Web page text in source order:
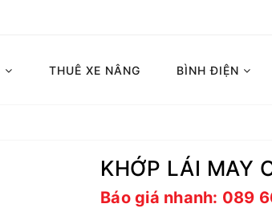
THUÊ XE NÂNG BÌNH ĐIỆN
KHỚP LÁI MAY
Báo giá nhanh: 089